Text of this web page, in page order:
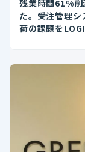
残業時間61%削
た。受注管理
荷の課題を